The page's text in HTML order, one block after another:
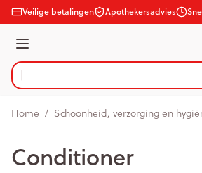
Ga naar de inhoud
Veilige betalingen Apothekersadvies
Menu
Product, merk, categorie...
Home / Schoonheid, verzorging en
Conditioner